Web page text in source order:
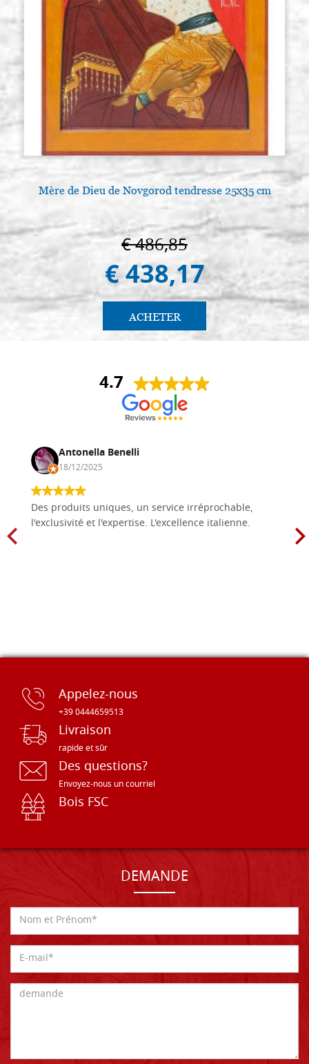
Mère de Dieu de Novgorod tendresse 25x35 cm
€ 486,85
€ 438,17
ACHETER
4.7
Antonella Benelli
18/12/2025
Des produits uniques, un service irréprochable,
l'exclusivité et l'expertise. L'excellence italienne.
Appelez-nous
+39 0444659513
Livraison
rapide et sûr
Des questions?
Envoyez-nous un courriel
Bois FSC
DEMANDE